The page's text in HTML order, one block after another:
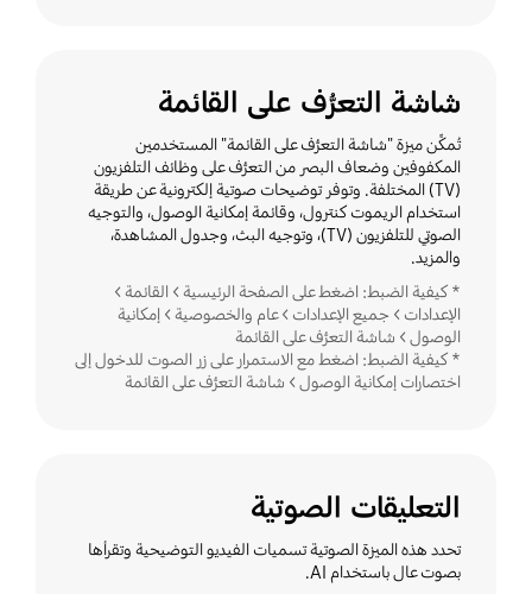
شاشة التعرُّف على القائمة
تُمكِّن ميزة "شاشة التعرُّف على القائمة" المستخدمين
المكفوفين وضعاف البصر من التعرُّف على وظائف التلفزيون
(TV) المختلفة. وتوفر توضيحات صوتية إلكترونية عن طريقة
استخدام الريموت كنترول، وقائمة إمكانية الوصول، والتوجيه
الصوتي للتلفزيون (TV)، وتوجيه البث، وجدول المشاهدة،
والمزيد.
* كيفية الضبط: اضغط على الصفحة الرئيسية > القائمة >
الإعدادات > جميع الإعدادات > عام والخصوصية > إمكانية
الوصول > شاشة التعرُّف على القائمة
* كيفية الضبط: اضغط مع الاستمرار على زر الصوت للدخول إلى
اختصارات إمكانية الوصول > شاشة التعرُّف على القائمة
التعليقات الصوتية
تحدد هذه الميزة الصوتية تسميات الفيديو التوضيحية وتقرأها
بصوت عال باستخدام AI.